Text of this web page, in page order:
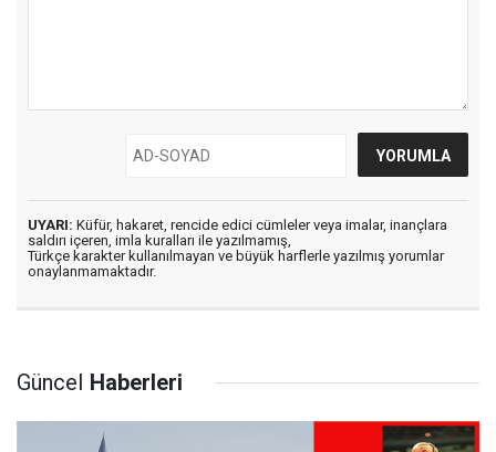
UYARI: Küfür, hakaret, rencide edici cümleler veya imalar, inançlara
saldırı içeren, imla kuralları ile yazılmamış,
Türkçe karakter kullanılmayan ve büyük harflerle yazılmış yorumlar
onaylanmamaktadır.
Güncel Haberleri